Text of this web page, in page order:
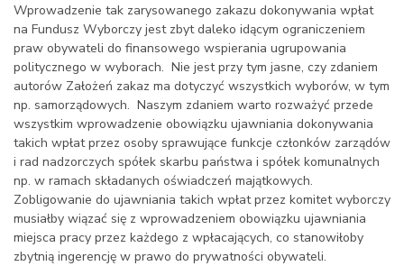
Wprowadzenie tak zarysowanego zakazu dokonywania wpłat
na Fundusz Wyborczy jest zbyt daleko idącym ograniczeniem
praw obywateli do finansowego wspierania ugrupowania
politycznego w wyborach. Nie jest przy tym jasne, czy zdaniem
autorów Założeń zakaz ma dotyczyć wszystkich wyborów, w tym
np. samorządowych. Naszym zdaniem warto rozważyć przede
wszystkim wprowadzenie obowiązku ujawniania dokonywania
takich wpłat przez osoby sprawujące funkcje członków zarządów
i rad nadzorczych spółek skarbu państwa i spółek komunalnych
np. w ramach składanych oświadczeń majątkowych.
Zobligowanie do ujawniania takich wpłat przez komitet wyborczy
musiałby wiązać się z wprowadzeniem obowiązku ujawniania
miejsca pracy przez każdego z wpłacających, co stanowiłoby
zbytnią ingerencję w prawo do prywatności obywateli.